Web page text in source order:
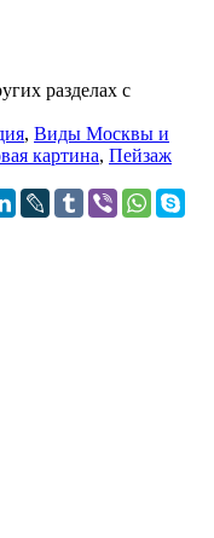
разделах с
, Виды Москвы и
картина, Пейзаж